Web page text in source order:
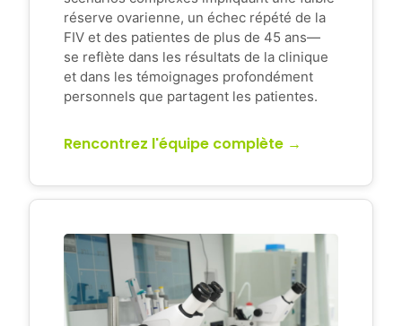
réserve ovarienne, un échec répété de la
FIV et des patientes de plus de 45 ans—
se reflète dans les résultats de la clinique
et dans les témoignages profondément
personnels que partagent les patientes.
Rencontrez l'équipe complète →